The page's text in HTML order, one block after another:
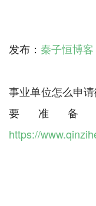
发布： 秦子恒博客
事业单位怎么申
要准备
https://